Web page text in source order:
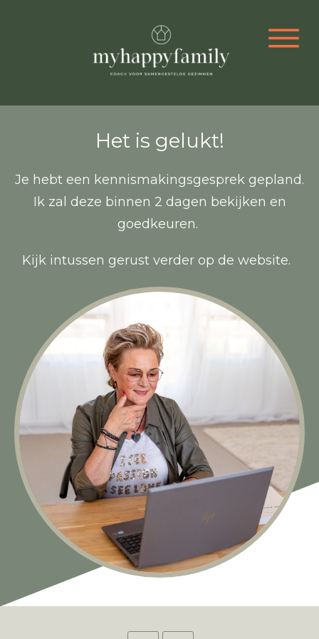
Het is gelukt!
Je hebt een kennismakingsgesprek gepland.
Ik zal deze binnen 2 dagen bekijken en
goedkeuren.
Kijk intussen gerust verder op de website.